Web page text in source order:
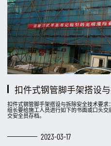
做好以下3点，沈阳搭设
2023-05-05
扣件式钢管脚手架搭设
扣件式钢管脚手架搭设与拆除安全技术要
组长要给施工人员进行如下的书面或口头
交安全员存档。
2023-03-17
沈阳脚手架搭设需要注
2023-03-08
沈阳脚手架出租钢管架
2019-06-10
落地式钢管外沈阳脚手
2019-06-10
沈阳脚手架租赁在购买
2019-06-10